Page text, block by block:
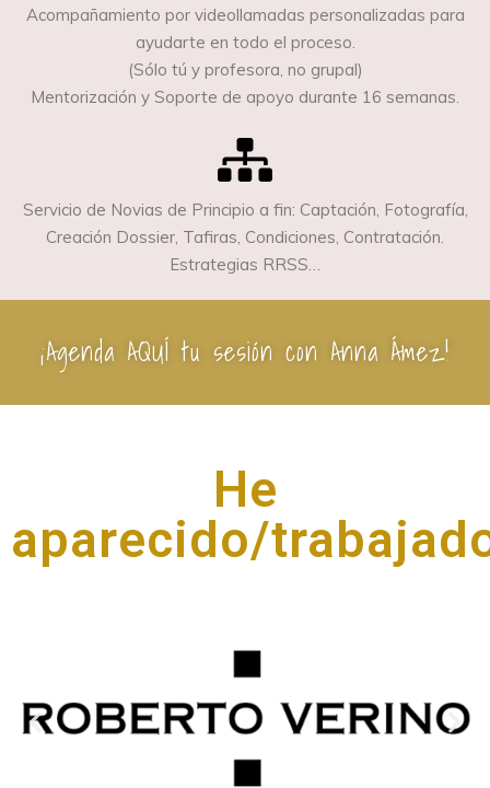
Acompañamiento por videollamadas personalizadas para
ayudarte en todo el proceso.
(Sólo tú y profesora, no grupal)
Mentorización y Soporte de apoyo durante 16 semanas.
Servicio de Novias de Principio a fin: Captación, Fotografía,
Creación Dossier, Tafiras, Condiciones, Contratación.
Estrategias RRSS…
¡Agenda AQUÍ tu sesión con Anna Ámez!
He
aparecido/